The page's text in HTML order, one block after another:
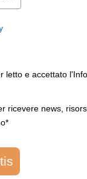
letto e accettato
ricevere news,